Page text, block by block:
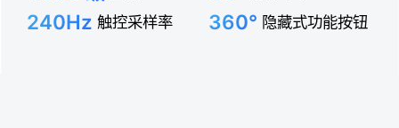
240Hz 触控采样率 360° 隐藏式功能按钮